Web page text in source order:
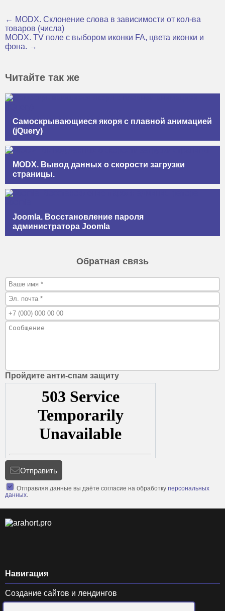
← MODX. Склонение слова в зависимости от кол-ва
товаров (числа)
MODX. TV поле с выбором иконки FA, цвета иконки и
фона. →
Читайте так же
Самоскрывающиеся якоря с плавной анимацией
(jQuery)
MODX. Вывод данных о скорости загрузки
страницы.
Joomla. Восстановление пароля
администратора Joomla
Обратная связь
Пройдите анти-спам защиту
Отправить
Отправляя данные вы даёте согласие на обработку персональных
данных.
Навигация
Создание сайтов и лендингов